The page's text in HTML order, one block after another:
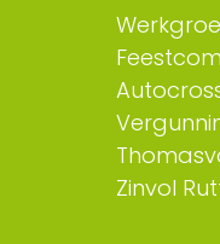
Zinvol